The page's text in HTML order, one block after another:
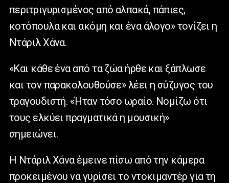
περιτριγυρισμένος από αλπακά, πάπιες,
κοτόπουλα και ακόμη και ένα άλογο» τονίζει η
Ντάριλ Χάνα.
«Και κάθε ένα από τα ζώα ήρθε και ξάπλωσε
και τον παρακολουθούσε» λέει η σύζυγος του
τραγουδιστή. «Ήταν τόσο ωραίο. Νομίζω ότι
τους ελκύει πραγματικά η μουσική»
σημειώνει.
Η Ντάριλ Χάνα έμεινε πίσω από την κάμερα
προκειμένου να γυρίσει το ντοκιμαντέρ για τη